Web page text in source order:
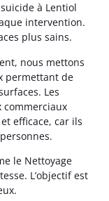
à Lentiol
intervention.
plus sains.
nous mettons
permettant de
Les
commerciaux
efficace, car ils
le Nettoyage
L’objectif est